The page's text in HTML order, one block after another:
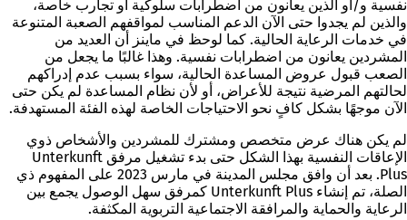
نفسية و/أو الذين يعانون من اضطرابات سلوكية أو تجارب خاصة،
والذين لم يجدوا حتى الآن الدعم المناسب لمواقفهم الصعبة المتنوعة
في خدمات الرعاية الحالية. كما لوحظ في ماينز أن العديد من
المشردين يعانون من اضطرابات نفسية. وهذا غالبًا ما يجعل من
الصعب قبول عروض المساعدة الحالية، سواء بسبب عدم إدراكهم
لحالتهم المرضية نتيجة للأعراض، أو لأن نظام المساعدة لم يكن حتى
الآن موجهًا بشكل كافٍ نحو الاحتياجات الخاصة لهذه الفئة المستهدفة.
لم يكن هناك عرض متخصص ومشترك للمشردين والأشخاص ذوي
الإعاقات النفسية بهذا الشكل حتى بدء تشغيل مرفق Unterkunft
Plus. بعد أن وافق مجلس المدينة في مارس 2023 على المفهوم ذي
الصلة، تم إنشاء Unterkunft Plus كمرفق سهل الوصول يجمع بين
الرعاية والحماية والمرافقة الاجتماعية التربوية المكثفة.